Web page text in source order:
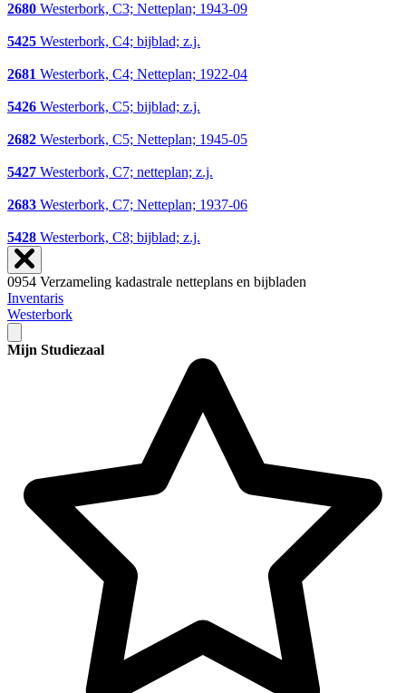
2680 Westerbork, C3; Netteplan; 1943-09
5425 Westerbork, C4; bijblad; z.j.
2681 Westerbork, C4; Netteplan; 1922-04
5426 Westerbork, C5; bijblad; z.j.
2682 Westerbork, C5; Netteplan; 1945-05
5427 Westerbork, C7; netteplan; z.j.
2683 Westerbork, C7; Netteplan; 1937-06
5428 Westerbork, C8; bijblad; z.j.
0954 Verzameling kadastrale netteplans en bijbladen
Inventaris
Westerbork
Mijn Studiezaal